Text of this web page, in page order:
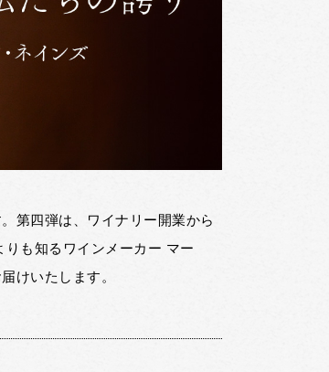
第四弾は、ワイナリー開業から
も知るワインメーカー マー
けいたします。